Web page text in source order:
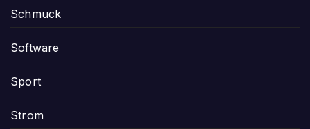
Schmuck
Software
Sport
Strom